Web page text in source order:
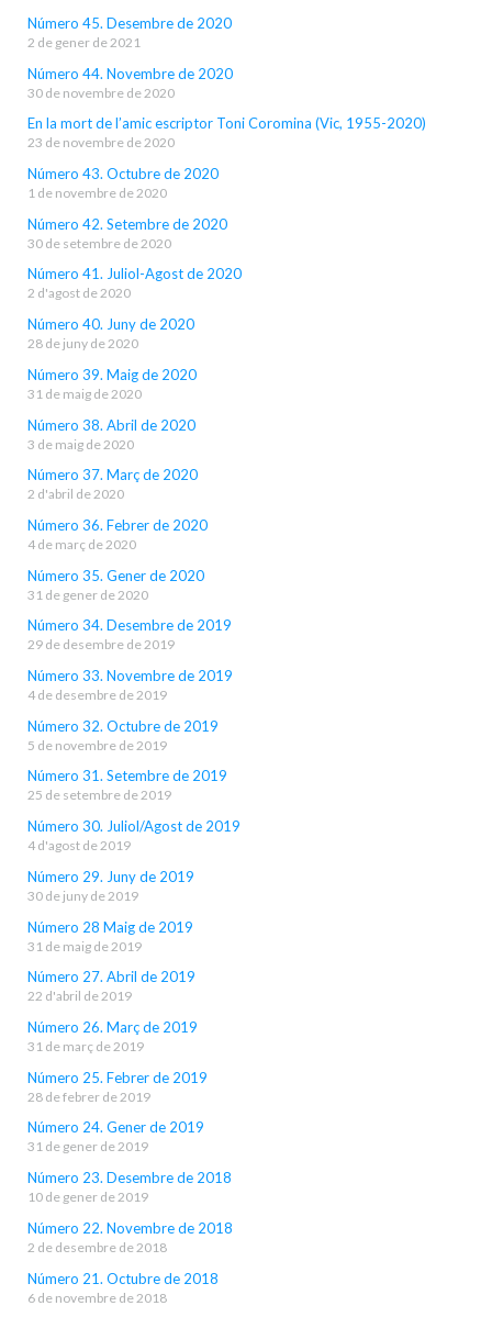
Número 45. Desembre de 2020
2 de gener de 2021
Número 44. Novembre de 2020
30 de novembre de 2020
En la mort de l’amic escriptor Toni Coromina (Vic, 1955-2020)
23 de novembre de 2020
Número 43. Octubre de 2020
1 de novembre de 2020
Número 42. Setembre de 2020
30 de setembre de 2020
Número 41. Juliol-Agost de 2020
2 d'agost de 2020
Número 40. Juny de 2020
28 de juny de 2020
Número 39. Maig de 2020
31 de maig de 2020
Número 38. Abril de 2020
3 de maig de 2020
Número 37. Març de 2020
2 d'abril de 2020
Número 36. Febrer de 2020
4 de març de 2020
Número 35. Gener de 2020
31 de gener de 2020
Número 34. Desembre de 2019
29 de desembre de 2019
Número 33. Novembre de 2019
4 de desembre de 2019
Número 32. Octubre de 2019
5 de novembre de 2019
Número 31. Setembre de 2019
25 de setembre de 2019
Número 30. Juliol/Agost de 2019
4 d'agost de 2019
Número 29. Juny de 2019
30 de juny de 2019
Número 28 Maig de 2019
31 de maig de 2019
Número 27. Abril de 2019
22 d'abril de 2019
Número 26. Març de 2019
31 de març de 2019
Número 25. Febrer de 2019
28 de febrer de 2019
Número 24. Gener de 2019
31 de gener de 2019
Número 23. Desembre de 2018
10 de gener de 2019
Número 22. Novembre de 2018
2 de desembre de 2018
Número 21. Octubre de 2018
6 de novembre de 2018